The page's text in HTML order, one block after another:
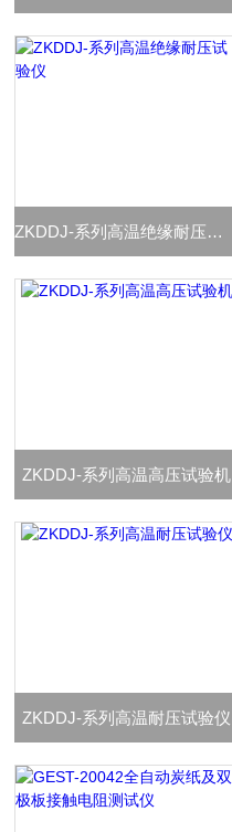
ZKDDJ-系列高温绝缘耐压试验仪
ZKDDJ-系列高温高压试验机
ZKDDJ-系列高温耐压试验仪